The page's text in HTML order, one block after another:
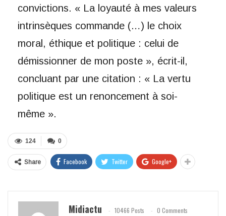
convictions. « La loyauté à mes valeurs
intrinsèques commande (…) le choix
moral, éthique et politique : celui de
démissionner de mon poste », écrit-il,
concluant par une citation : « La vertu
politique est un renoncement à soi-
même ».
0
124
Share Facebook Twitter Google+
Midiactu 10466 Posts 0 Comments